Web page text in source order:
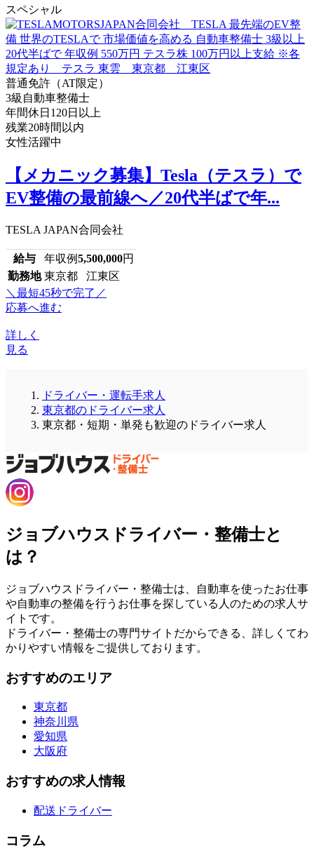
スペシャル
普通免許（AT限定）
3級自動車整備士
年間休日120日以上
残業20時間以内
女性活躍中
【メカニック募集】Tesla（テスラ）で
EV整備の最前線へ／20代半ばで年...
TESLA JAPAN合同会社
給与 年収例5,500,000円
勤務地 東京都 江東区
＼最短45秒で完了／
応募へ進む
詳しく
見る
ドライバー・運転手求人
東京都のドライバー求人
東京都・短期・単発も歓迎のドライバー求人
ジョブハウスドライバー・整備士と
は？
ジョブハウスドライバー・整備士は、自動車を使ったお仕事
や自動車の整備を行うお仕事を探している人のための求人サ
イトです。
ドライバー・整備士の専門サイトだからできる、詳しくてわ
かりやすい情報をご提供しております。
おすすめのエリア
東京都
神奈川県
愛知県
大阪府
おすすめの求人情報
配送ドライバー
コラム